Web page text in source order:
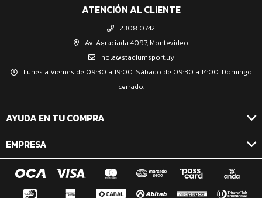
ATENCIÓN AL CLIENTE
2308 0742
Av. Agraciada 4097, Montevideo
hola@stadiumsport.uy
Lunes a Viernes de 09:30 a 19:00. Sábado de 09:30 a 14:00. Domingo
cerrado.
AYUDA EN TU COMPRA
EMPRESA